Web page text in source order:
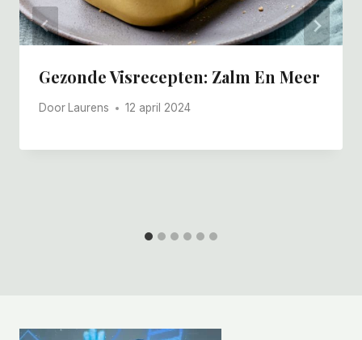
Gezonde Visrecepten: Zalm En Meer
Door Laurens 12 april 2024